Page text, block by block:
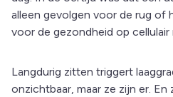
alleen gevolgen voor de rug of
voor de gezondheid op cellulair
Langdurig zitten triggert
onzichtbaar, maar ze zijn er.